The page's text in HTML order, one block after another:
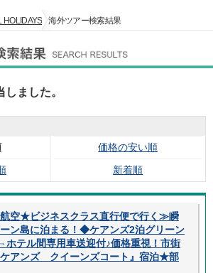
HOLIDAYS 海外ツアー検索結果
結果
ました。
価格の安い順
新着順
空★ビジネスクラス直行便で行く≫瞬
ン島に泊まる！◆ケアンズ2泊グリーン
テル間専用車送迎付♪価格重視！市街
ケアンズ クイーンズコート』宿泊★部